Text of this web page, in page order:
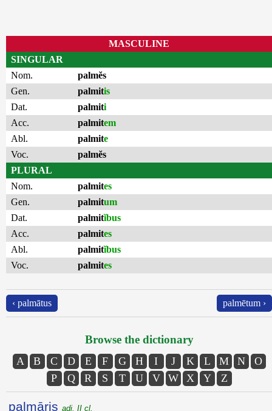
MASCULINE
SINGULAR
Nom.
palmĕs
Gen.
palmitis
Dat.
palmiti
Acc.
palmitem
Abl.
palmite
Voc.
palmĕs
PLURAL
Nom.
palmites
Gen.
palmitum
Dat.
palmitĭbus
Acc.
palmites
Abl.
palmitĭbus
Voc.
palmites
‹ palmātus palmētum ›
Browse the dictionary
A B C D E F G H I J K L M N
O
P
Q R S T U V W X Y Z
palmāris adj. II cl.